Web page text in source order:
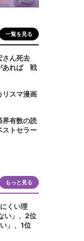
一覧を見る
さん死去
あれば 戦
スマ漫画
界有数の読
トセラー
もっと見る
くい理
い」、2位
」、1位